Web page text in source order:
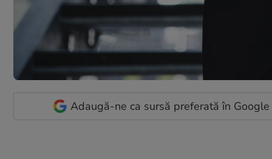
Adaugă-ne ca sursă preferată în Google